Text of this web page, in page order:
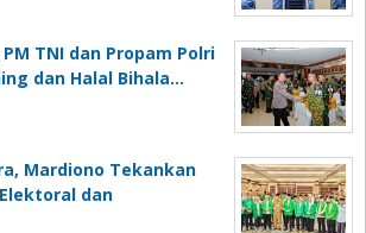
TNI dan Propam Polri
dan Halal Bihala…
Mardiono Tekankan
dan